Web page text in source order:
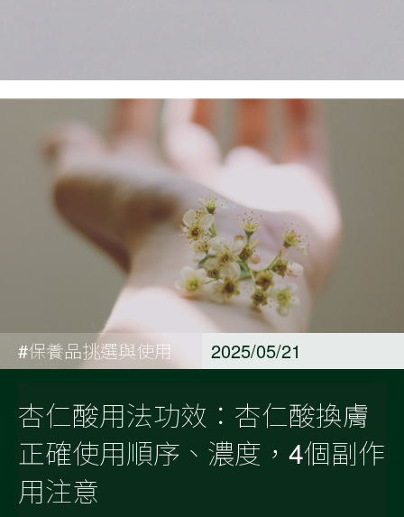
#保養品挑選與使用 2025/05/21
杏仁酸用法功效：杏仁酸換膚
正確使用順序、濃度，4個副作
用注意